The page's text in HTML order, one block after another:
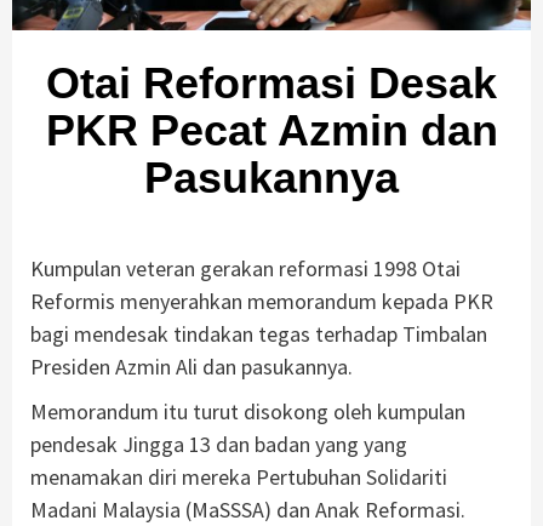
Otai Reformasi Desak
PKR Pecat Azmin dan
Pasukannya
Kumpulan veteran gerakan reformasi 1998 Otai
Reformis menyerahkan memorandum kepada PKR
bagi mendesak tindakan tegas terhadap Timbalan
Presiden Azmin Ali dan pasukannya.
Memorandum itu turut disokong oleh kumpulan
pendesak Jingga 13 dan badan yang yang
menamakan diri mereka Pertubuhan Solidariti
Madani Malaysia (MaSSSA) dan Anak Reformasi.